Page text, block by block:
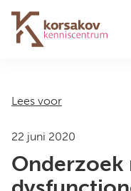
Navigation
Lees voor
22 juni 2020
Onderzoek